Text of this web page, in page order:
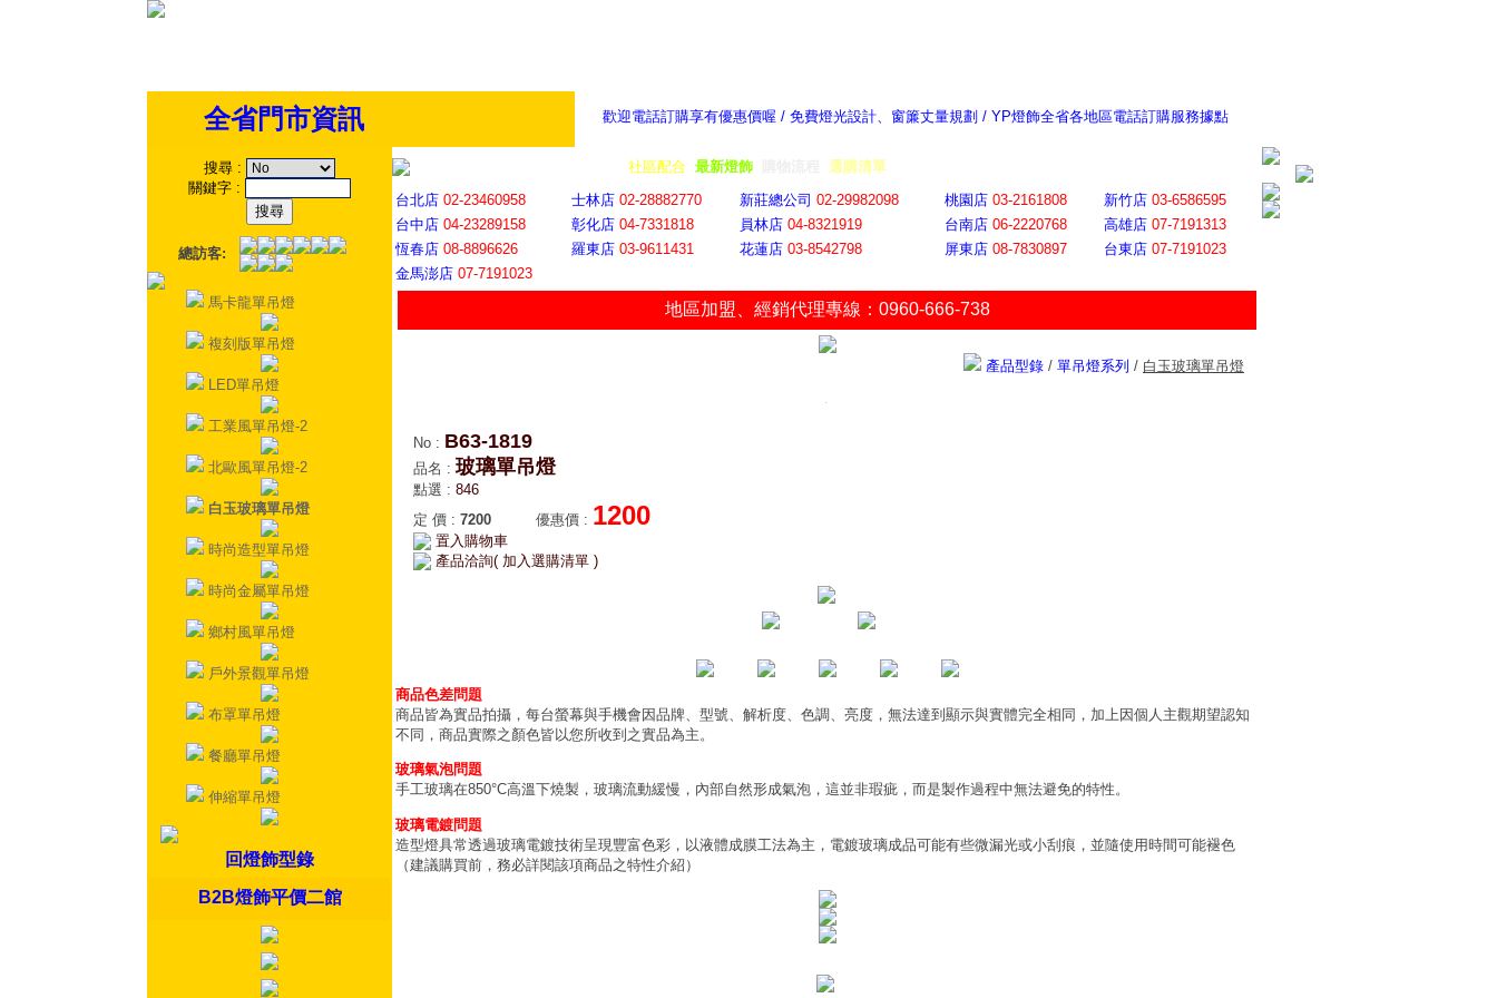
歡迎電話訂購享有優惠價喔 / 免費燈光設計、窗簾丈量規劃 / YP燈飾全省各地區電話訂購服務據點
全省門市資訊
搜尋 :
關鍵字 :
總訪客:
馬卡龍單吊燈
複刻版單吊燈
LED單吊燈
工業風單吊燈-2
北歐風單吊燈-2
白玉玻璃單吊燈
時尚造型單吊燈
時尚金屬單吊燈
鄉村風單吊燈
戶外景觀單吊燈
布罩單吊燈
餐廳單吊燈
伸縮單吊燈
回燈飾型錄
B2B燈飾平價二館
社區配合 最新燈飾 選購清單
台北店 02-23460958 士林店 02-28882770 新莊總公司 02-29982098 桃園店 03-2161808 新竹店 03-6586595
台中店 04-23289158 彰化店 04-7331818 員林店 04-8321919 台南店 06-2220768 高雄店 07-7191313
恆春店 08-8896626 羅東店 03-9611431 花蓮店 03-8542798 屏東店 08-7830897 台東店 07-7191023
金馬澎店 07-7191023
地區加盟 經銷代理專線：0960-666-738
產品型錄 / 單吊燈系列 / 白玉玻璃單吊燈
No : B63-1819
品名 : 玻璃單吊燈
點選 : 846
定 價 : 7200 優惠價 : 1200
置入購物車
產品洽詢( 加入選購清單 )
商品色差問題
商品皆為實品拍攝，每台螢幕與手機會因品牌、型號、解析度、色調、亮度，無法達到顯示與實體完全相同，加上因個人主觀期望認知
不同，商品實際之顏色皆以您所收到之實品為主。
玻璃氣泡問題
手工玻璃在850°C高溫下燒製，玻璃流動緩慢，內部自然形成氣泡，這並非瑕疵，而是製作過程中無法避免的特性。
玻璃電鍍問題
造型燈具常透過玻璃電鍍技術呈現豐富色彩，以液體成膜工法為主，電鍍玻璃成品可能有些微漏光或小刮痕，並隨使用時間可能褪色
（建議購買前，務必詳閱該項商品之特性介紹）